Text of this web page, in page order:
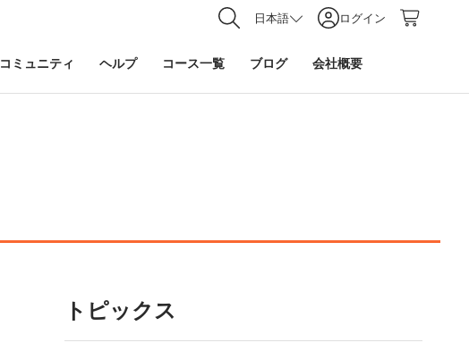
日本語 ログイン
コミュニティ ヘルプ コース一覧 ブログ 会社概要
トピックス